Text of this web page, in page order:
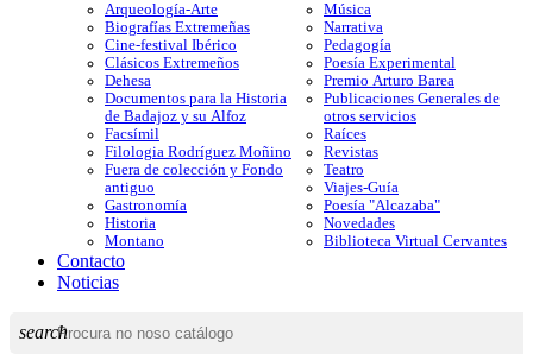
Arqueología-Arte
Biografías Extremeñas
Cine-festival Ibérico
Clásicos Extremeños
Dehesa
Documentos para la Historia
de Badajoz y su Alfoz
Facsímil
Filologia Rodríguez Moñino
Fuera de colección y Fondo
antiguo
Gastronomía
Historia
Montano
Música
Narrativa
Pedagogía
Poesía Experimental
Premio Arturo Barea
Publicaciones Generales de
otros servicios
Raíces
Revistas
Teatro
Viajes-Guía
Poesía "Alcazaba"
Novedades
Biblioteca Virtual Cervantes
Contacto
Noticias
search